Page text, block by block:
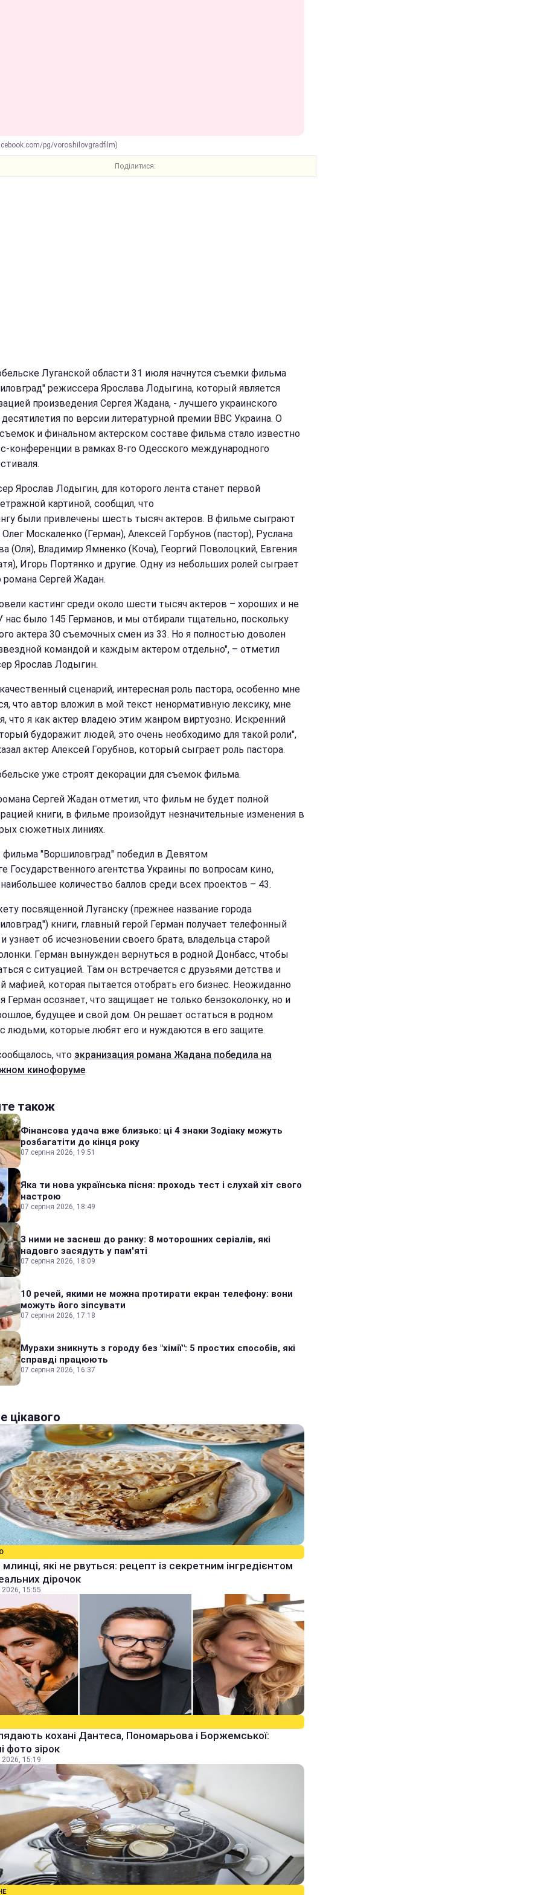
pg/voroshilovgradfilm)
Поділитися:
Луганской области 31 июля начнутся съемки фильма
режиссера Ярослава Лодыгина, который является
произведения Сергея Жадана, - лучшего украинского
по версии литературной премии ВВС Украина. О
и финальном актерском составе фильма стало известно
конференции в рамках 8-го Одесского международного
Ярослав Лодыгин, для которого лента станет первой
картиной, сообщил, что
были привлечены шесть тысяч актеров. В фильме сыграют
Москаленко (Герман), Алексей Горбунов (пастор), Руслана
(Оля), Владимир Ямненко (Коча), Георгий Поволоцкий, Евгения
Игорь Портянко и другие. Одну из небольших ролей сыграет
романа Сергей Жадан.
кастинг среди около шести тысяч актеров – хороших и не
нас было 145 Германов, и мы отбирали тщательно, поскольку
актера 30 съемочных смен из 33. Но я полностью доволен
командой и каждым актером отдельно", – отметил
Ярослав Лодыгин.
сценарий, интересная роль пастора, особенно мне
что автор вложил в мой текст ненормативную лексику, мне
что я как актер владею этим жанром виртуозно. Искренний
будоражит людей, это очень необходимо для такой роли",
актер Алексей Горубнов, который сыграет роль пастора.
уже строят декорации для съемок фильма.
Сергей Жадан отметил, что фильм не будет полной
книги, в фильме произойдут незначительные изменения в
сюжетных линиях.
фильма "Воршиловград" победил в Девятом
Государственного агентства Украины по вопросам кино,
количество баллов среди всех проектов – 43.
посвященной Луганску (прежнее название города
книги, главный герой Герман получает телефонный
узнает об исчезновении своего брата, владельца старой
Герман вынужден вернуться в родной Донбасс, чтобы
с ситуацией. Там он встречается с друзьями детства и
мафией, которая пытается отобрать его бизнес. Неожиданно
Герман осознает, что защищает не только бензоколонку, но и
будущее и свой дом. Он решает остаться в родном
людьми, которые любят его и нуждаются в его защите.
что экранизация романа Жадана победила на
кинофоруме.
також
Фінансова удача вже близько: ці 4 знаки Зодіаку можуть
розбагатіти до кінця року
07 серпня 2026, 19:51
Яка ти нова українська пісня: проходь тест і слухай хіт свого
настрою
07 серпня 2026, 18:49
З ними не заснеш до ранку: 8 моторошних серіалів, які
надовго засядуть у пам'яті
07 серпня 2026, 18:09
10 речей, якими не можна протирати екран телефону: вони
можуть його зіпсувати
07 серпня 2026, 17:18
Мурахи зникнуть з городу без "хімії": 5 простих способів, які
справді працюють
07 серпня 2026, 16:37
цікавого
млинці, які не рвуться: рецепт із секретним інгредієнтом
дірочок
2026, 15:55
кохані Дантеса, Пономарьова і Боржемської:
фото зірок
2026, 15:19